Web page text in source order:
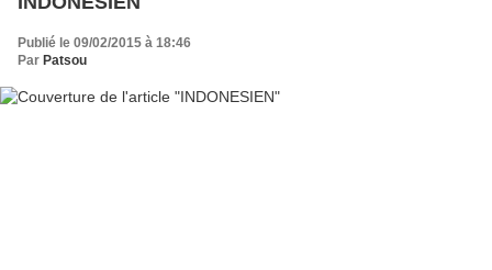
Publié le 09/02/2015 à 18:46
Par Patsou